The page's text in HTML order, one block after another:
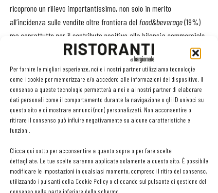
Per fornire le migliori esperienze, noi e i nostri partner utilizziamo tecnologie
come i cookie per memorizzare e/o accedere alle informazioni del dispositivo. Il
consenso a queste tecnologie permetterà a noi e ai nostri partner di elaborare
dati personali come il comportamento durante la navigazione o gli ID univoci su
questo sito e di mostrare annunci (non) personalizzati. Non acconsentire o
ritirare il consenso può influire negativamente su alcune caratteristiche e
funzioni.
Clicca qui sotto per acconsentire a quanto sopra o per fare scelte
dettagliate. Le tue scelte saranno applicate solamente a questo sito. È possibile
modificare le impostazioni in qualsiasi momento, compreso il ritiro del consenso,
utilizzando i pulsanti della Cookie Policy o cliccando sul pulsante di gestione del
consenso nella parte inferiore dello schermo.
ricoprono un rilievo importantissimo, non solo in merito
all’incidenza sulle vendite oltre frontiera del food&beverage(19%)
ma soprattutto per il contributo positivo alla bilancia commerciale
8,4 miliardi di euro di saldo commerciale
, l’apporto più alto tra i prodotti italiani del F&B.
Il nostro Paese è oggi il primo esportatore mondiale a valore di
aceti, con una quota sull’export globale del 37%, nonché di vermut
(34%), il secondo di vini fermi imbottigliati (22%) e liquori (14%).
Nel complesso, negli ultimi dieci anni l’Italia ha conosciuto
Sostenibilità e cura del territorio